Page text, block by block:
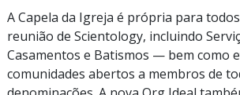
A Capela da Igreja é própria para
reunião de Scientology, incluindo
Casamentos e Batismos — bem como
comunidades abertos a membros de